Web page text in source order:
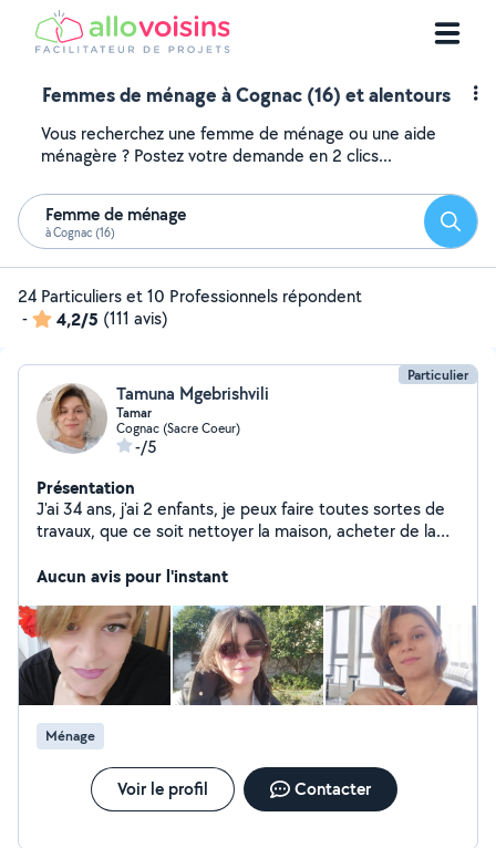
Femmes de ménage à Cognac (16) et alentours
Vous recherchez une femme de ménage ou une aide
ménagère ? Postez votre demande en 2 clics...
Femme de ménage
à Cognac (16)
24 Particuliers et 10 Professionnels répondent
-
4,2/5 (111 avis)
Particulier
Tamuna Mgebrishvili
Tamar
Cognac (Sacre Coeur)
-/5
Présentation
J'ai 34 ans, j'ai 2 enfants, je peux faire toutes sortes de
travaux, que ce soit nettoyer la maison, acheter de la
âgées. Aide dans la famille, repassant et faisant toutes
femme âgée, j'ai aussi de l'expérience avec les enfants,
je suis chaleureuse, aimante, responsable et très drôle.
Aucun avis pour l'instant
Ménage
Voir le profil Contacter